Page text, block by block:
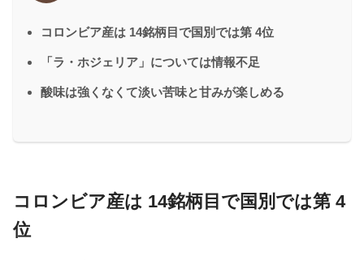
コロンビア産は 14銘柄目で国別では第 4位
「ラ・ホジェリア」については情報不足
酸味は強くなくて淡い苦味と甘みが楽しめる
コロンビア産は 14銘柄目で国別では第 4
位